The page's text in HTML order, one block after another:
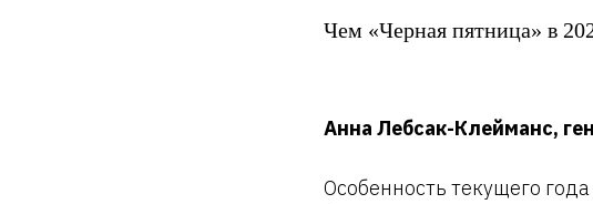
Чем «Черная пятница» в
Анна Лебсак-Клейманс,
Особенность текущего